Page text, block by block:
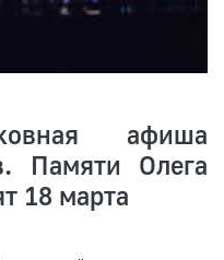
афиша
Памяти Олега
18 марта